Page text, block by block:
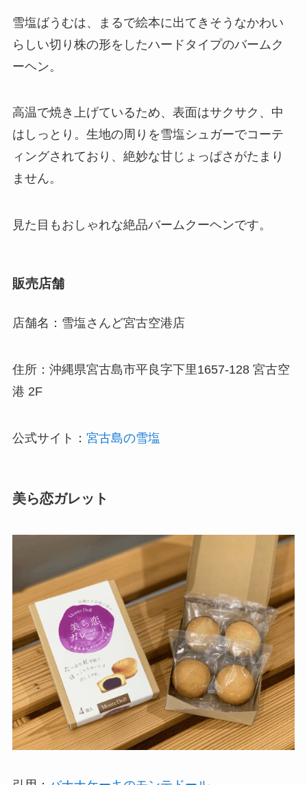
雪塩ばうむは、まるで絵本に出てきそうなかわい
らしい切り株の形をしたハードタイプのバームク
ーヘン。
高温で焼き上げているため、表面はサクサク、中
はしっとり。生地の周りを雪塩シュガーでコーテ
ィングされており、絶妙な甘じょっぱさがたまり
ません。
見た目もおしゃれな絶品バームクーヘンです。
販売店舗
店舗名：雪塩さんど宮古空港店
住所：沖縄県宮古島市平良字下里1657-128 宮古空
港 2F
公式サイト： 宮古島の雪塩
美ら恋ガレット